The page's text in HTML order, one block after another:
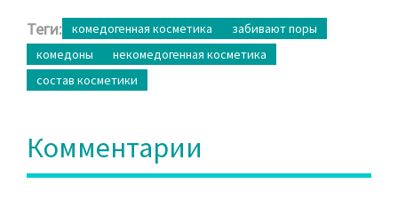
Теги: комедогенная косметика
забивают поры
комедоны
некомедогенная косметика
состав косметики
Комментарии